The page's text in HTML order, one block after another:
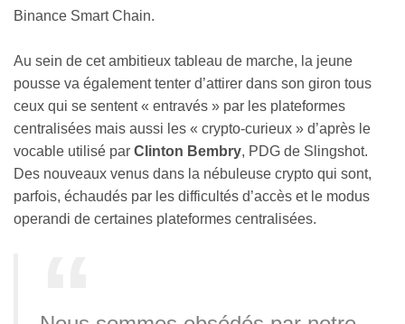
Binance Smart Chain.
Au sein de cet ambitieux tableau de marche, la jeune
pousse va également tenter d’attirer dans son giron tous
ceux qui se sentent « entravés » par les plateformes
centralisées mais aussi les « crypto-curieux » d’après le
vocable utilisé par Clinton Bembry, PDG de Slingshot.
Des nouveaux venus dans la nébuleuse crypto qui sont,
parfois, échaudés par les difficultés d’accès et le modus
operandi de certaines plateformes centralisées.